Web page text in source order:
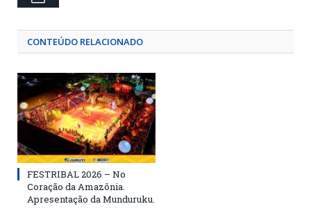
CONTEÚDO RELACIONADO
FESTRIBAL 2026 – No
Coração da Amazônia.
Apresentação da Munduruku.